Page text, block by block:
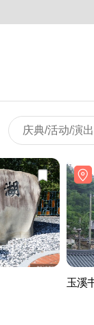
庆典/活动/演出
玉溪